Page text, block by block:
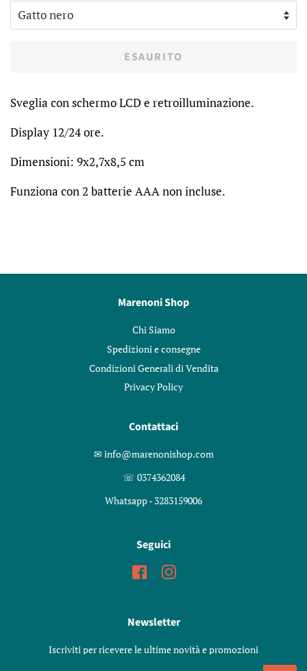
ESAURITO
Sveglia con schermo LCD e retroilluminazione.
Display 12/24 ore.
Dimensioni: 9x2,7x8,5 cm
Funziona con 2 batterie AAA non incluse.
Marenoni Shop
Chi Siamo
Spedizioni e consegne
Condizioni Generali di Vendita
Privacy Policy
Contattaci
✉︎ info@marenonishop.com
☏ 0374362084
Whatsapp - 3283159006
Seguici
FacebookInstagram
Newsletter
Iscriviti per ricevere le ultime novità e promozioni